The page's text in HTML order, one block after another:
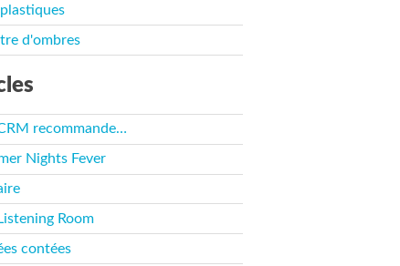
d'ombres
recommande…
Nights Fever
Room
contées